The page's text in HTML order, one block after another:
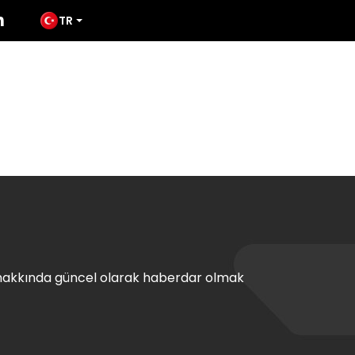
TR
güncel olarak haberdar olmak